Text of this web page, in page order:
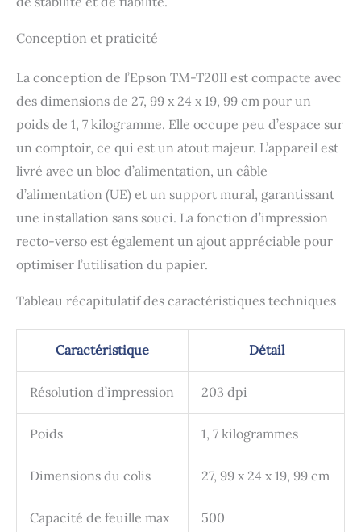
Conception et praticité
La conception de l’Epson TM-T20II est compacte avec
des dimensions de 27, 99 x 24 x 19, 99 cm pour un
poids de 1, 7 kilogramme. Elle occupe peu d’espace sur
un comptoir, ce qui est un atout majeur. L’appareil est
livré avec un bloc d’alimentation, un câble
d’alimentation (UE) et un support mural, garantissant
une installation sans souci. La fonction d’impression
recto-verso est également un ajout appréciable pour
optimiser l’utilisation du papier.
Tableau récapitulatif des caractéristiques techniques
Caractéristique Détail
Résolution d’impression 203 dpi
Poids 1, 7 kilogrammes
Dimensions du colis 27, 99 x 24 x 19, 99 cm
Capacité de feuille max 500